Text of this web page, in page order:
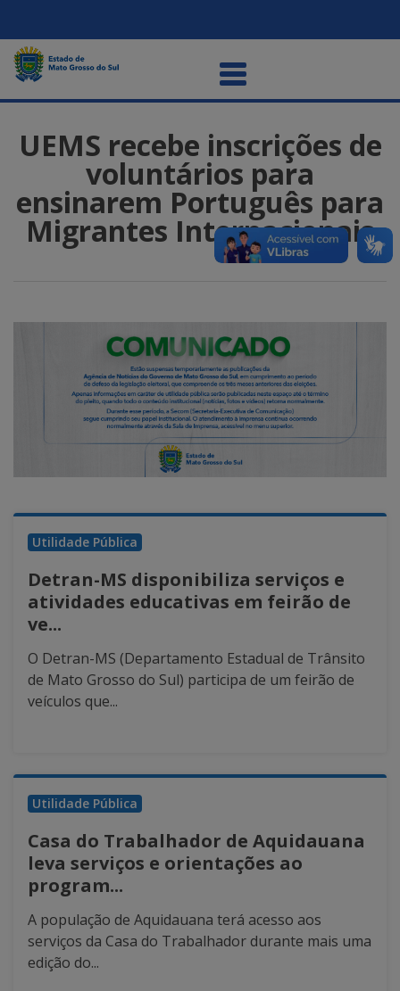
UEMS recebe inscrições de
voluntários para
ensinarem Português para
Migrantes Internacionais
Utilidade Pública
Detran-MS disponibiliza serviços e
atividades educativas em feirão de
ve...
O Detran-MS (Departamento Estadual de Trânsito
de Mato Grosso do Sul) participa de um feirão de
veículos que...
Utilidade Pública
Casa do Trabalhador de Aquidauana
leva serviços e orientações ao
program...
A população de Aquidauana terá acesso aos
serviços da Casa do Trabalhador durante mais uma
edição do...